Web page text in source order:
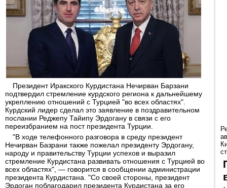
Президент Иракского Курдистана Нечирван Барзани
подтвердил стремление курдского региона к дальнейшему
укреплению отношений с Турцией "во всех областях".
Курдский лидер сделал это заявление в поздравительном
послании Реджепу Тайипу Эрдогану в связи с его
переизбранием на пост президента Турции.
"В ходе телефонного разговора в среду президент
Нечирван Базрани также пожелал президенту Эрдогану,
народу и правительству Турции успехов и выразил
стремление Курдистана развивать отношения с Турцией во
всех областях", — говорится в сообщении администрации
президента Курдистана. "Со своей стороны, президент
Эрдоган поблагодарил президента Курдистана за его